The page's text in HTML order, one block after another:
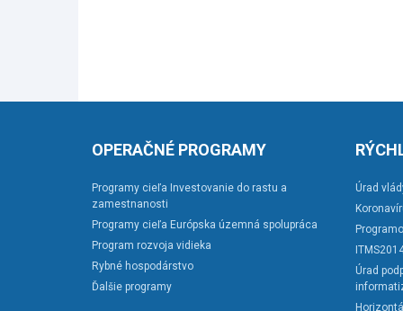
OPERAČNÉ PROGRAMY
Programy cieľa Investovanie do rastu a
zamestnanosti
Programy cieľa Európska územná spolupráca
Program rozvoja vidieka
Rybné hospodárstvo
Ďalšie programy
Úrad
Úrad